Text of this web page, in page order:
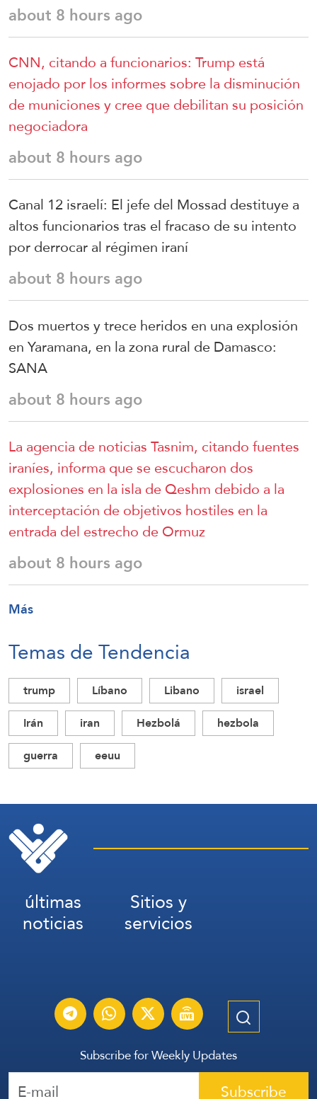
about 8 hours ago
CNN, citando a funcionarios: Trump está
enojado por los informes sobre la disminución
de municiones y cree que debilitan su posición
negociadora
about 8 hours ago
Canal 12 israelí: El jefe del Mossad destituye a
altos funcionarios tras el fracaso de su intento
por derrocar al régimen iraní
about 8 hours ago
Dos muertos y trece heridos en una explosión
en Yaramana, en la zona rural de Damasco:
SANA
about 8 hours ago
La agencia de noticias Tasnim, citando fuentes
iraníes, informa que se escucharon dos
explosiones en la isla de Qeshm debido a la
interceptación de objetivos hostiles en la
entrada del estrecho de Ormuz
about 8 hours ago
Más
Temas de Tendencia
trump Líbano Libano
israel
Irán
iran Hezbolá
hezbola
guerra
eeuu
últimas
noticias
Sitios y
servicios
Subscribe for Weekly Updates
Subscribe